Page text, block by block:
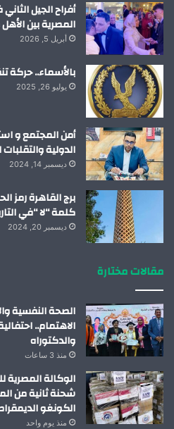
أفراح الجيل
المصرية بين
أبريل 5, 2026
بالأسماء.. حركة
يوليو 26, 2025
أمن المجتمع و
الدولية
ديسمبر 14, 2024
برج القاهرة رمز
كلمة “لا “في
ديسمبر 20, 2024
مقالات مختارة
الصحة النفسية
الاهتمام..
والدكتوراه
منذ 3 ساعات
الوكالة المصرية
شحنة ثانية من
الكونغو
منذ يوم واحد